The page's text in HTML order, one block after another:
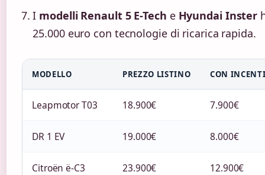
I modelli Renault 5 E-Tech e Hyundai Inster
25.000 euro con tecnologie di ricarica rapida.
MODELLO PREZZO LISTINO CON
Leapmotor T03 18.900€ 7.900€
DR 1 EV 19.000€ 8.000€
Citroën ë-C3 23.900€ 12.900€